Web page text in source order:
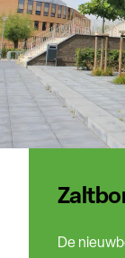
De